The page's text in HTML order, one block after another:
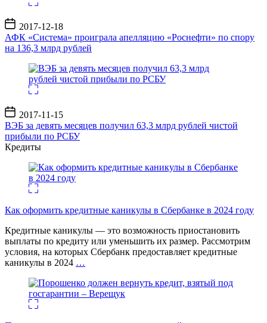
Дата
записи
2017-12-18
АФК «Система» проиграла апелляцию «Роснефти» по спору
на 136,3 млрд рублей
Дата
записи
2017-11-15
ВЭБ за девять месяцев получил 63,3 млрд рублей чистой
прибыли по РСБУ
Кредиты
Как оформить кредитные каникулы в Сбербанке в 2024 году
Кредитные каникулы — это возможность приостановить
выплаты по кредиту или уменьшить их размер. Рассмотрим
условия, на которых Сбербанк предоставляет кредитные
каникулы в 2024 …